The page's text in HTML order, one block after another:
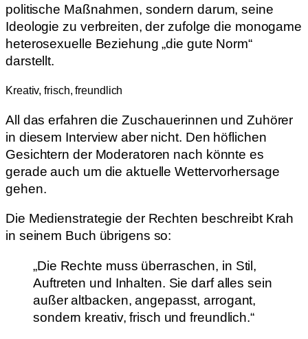
politische Maßnahmen, sondern darum, seine
Ideologie zu verbreiten, der zufolge die monogame
heterosexuelle Beziehung „die gute Norm“
darstellt.
Kreativ, frisch, freundlich
All das erfahren die Zuschauerinnen und Zuhörer
in diesem Interview aber nicht. Den höflichen
Gesichtern der Moderatoren nach könnte es
gerade auch um die aktuelle Wettervorhersage
gehen.
Die Medienstrategie der Rechten beschreibt Krah
in seinem Buch übrigens so:
„Die Rechte muss überraschen, in Stil,
Auftreten und Inhalten. Sie darf alles sein
außer altbacken, angepasst, arrogant,
sondern kreativ, frisch und freundlich.“